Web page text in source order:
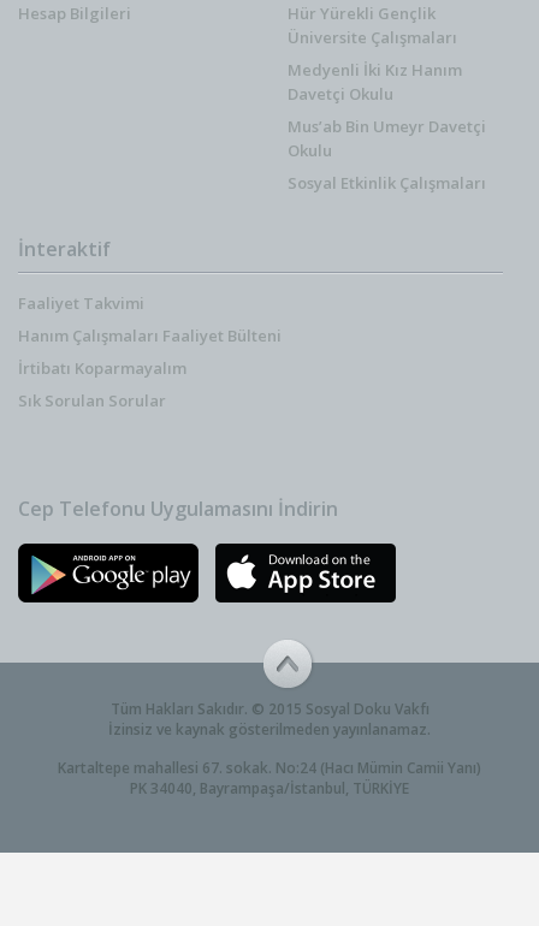
Hesap Bilgileri
Hür Yürekli Gençlik
Üniversite Çalışmaları
Medyenli İki Kız Hanım
Davetçi Okulu
Mus’ab Bin Umeyr Davetçi
Okulu
Sosyal Etkinlik Çalışmaları
İnteraktif
Faaliyet Takvimi
Hanım Çalışmaları Faaliyet Bülteni
İrtibatı Koparmayalım
Sık Sorulan Sorular
Cep Telefonu Uygulamasını İndirin
Tüm Hakları Sakıdır. © 2015 Sosyal Doku Vakfı
İzinsiz ve kaynak gösterilmeden yayınlanamaz.
Kartaltepe mahallesi 67. sokak. No:24 (Hacı Mümin Camii Yanı)
PK 34040, Bayrampaşa/İstanbul, TÜRKİYE